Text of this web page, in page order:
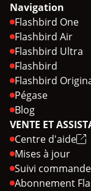
Navigation
Flashbird One
Flashbird Air
Flashbird Ultra
Flashbird
Flashbird
Pégase
Blog
VENTE ET
Centre d'aide
Mises à jour
Suivi commande
Abonnement